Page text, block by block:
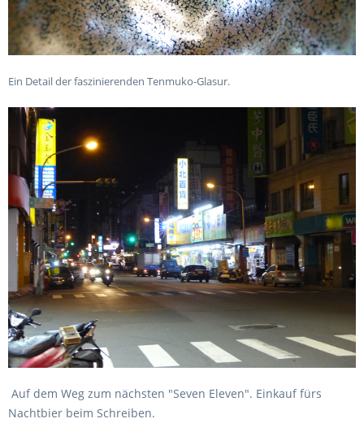
Ein Detail der faszinierenden Tenmuko-Glasur.
Auf dem Weg zum nächsten "Seven Eleven". Einkauf fürs
Nachtbier beim Schreiben.